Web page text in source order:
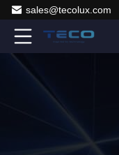
sales@tecolux.com